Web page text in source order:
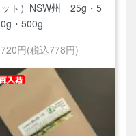
ット）NSW州 25g・5
0g・500g
720円(税込778円)